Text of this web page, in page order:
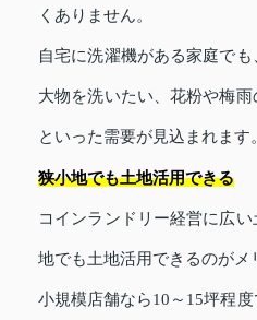
くありません。
自宅に洗濯機がある家庭で
大物を洗いたい、花粉や梅
といった需要が見込まれます。
狭小地でも土地活用できる
コインランドリー経営に広
地でも土地活用できるのがメ
小規模店舗なら10～15坪程